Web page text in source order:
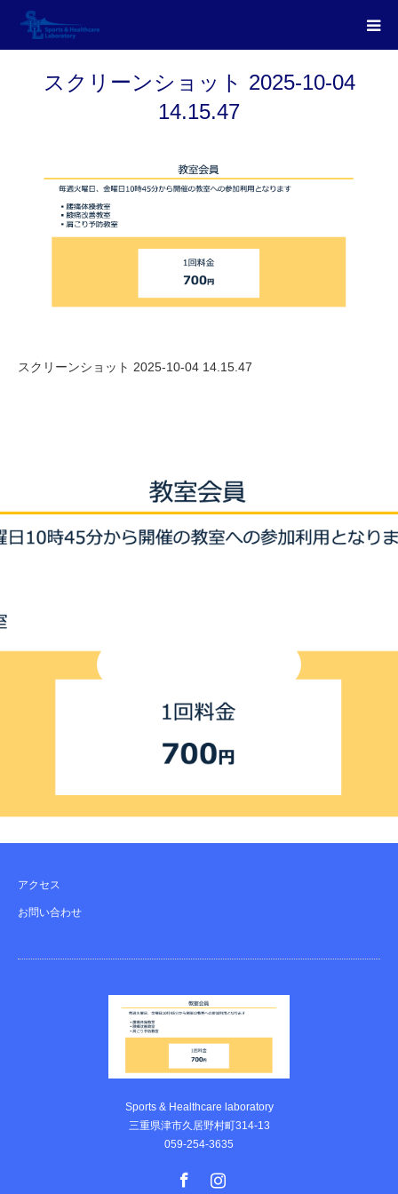
スクリーンショット 2025-10-04
14.15.47
スクリーンショット 2025-10-04 14.15.47
アクセス
お問い合わせ
Sports & Healthcare laboratory
三重県津市久居野村町314-13
059-254-3635